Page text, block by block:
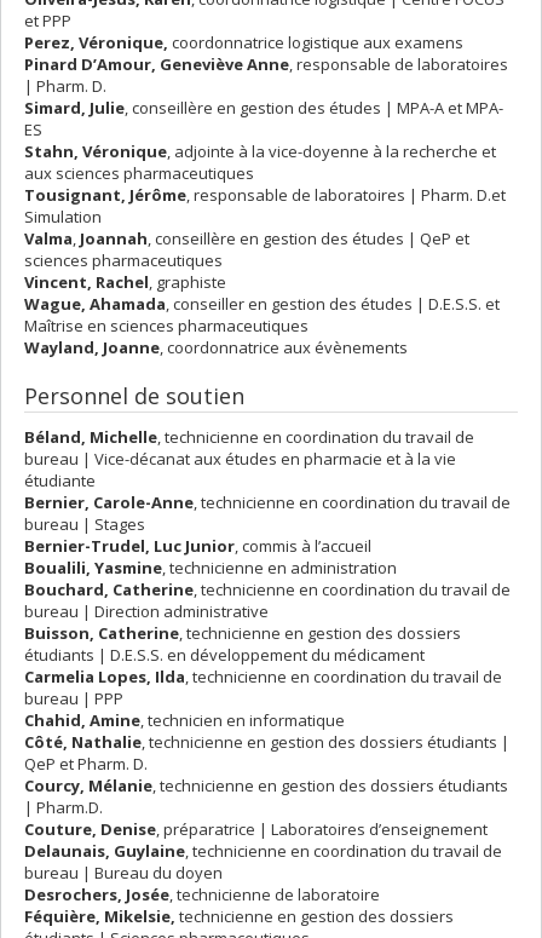
et PPP
Perez, Véronique, coordonnatrice logistique aux examens
Pinard D’Amour, Geneviève Anne, responsable de laboratoires
| Pharm. D.
Simard, Julie, conseillère en gestion des études | MPA-A et MPA-
ES
Stahn, Véronique, adjointe à la vice-doyenne à la recherche et
aux sciences pharmaceutiques
Tousignant, Jérôme, responsable de laboratoires | Pharm. D.et
Simulation
Valma, Joannah, conseillère en gestion des études | QeP et
sciences pharmaceutiques
Vincent, Rachel, graphiste
Wague, Ahamada, conseiller en gestion des études | D.E.S.S. et
Maîtrise en sciences pharmaceutiques
Wayland, Joanne, coordonnatrice aux évènements
Personnel de soutien
Béland, Michelle, technicienne en coordination du travail de
bureau | Vice-décanat aux études en pharmacie et à la vie
étudiante
Bernier, Carole-Anne, technicienne en coordination du travail de
bureau | Stages
Bernier-Trudel, Luc Junior, commis à l’accueil
Boualili, Yasmine, technicienne en administration
Bouchard, Catherine, technicienne en coordination du travail de
bureau | Direction administrative
Buisson, Catherine, technicienne en gestion des dossiers
étudiants | D.E.S.S. en développement du médicament
Carmelia Lopes, Ilda, technicienne en coordination du travail de
bureau | PPP
Chahid, Amine, technicien en informatique
Côté, Nathalie, technicienne en gestion des dossiers étudiants |
QeP et Pharm. D.
Courcy, Mélanie, technicienne en gestion des dossiers étudiants
| Pharm.D.
Couture, Denise, préparatrice | Laboratoires d’enseignement
Delaunais, Guylaine, technicienne en coordination du travail de
bureau | Bureau du doyen
Desrochers, Josée, technicienne de laboratoire
Féquière, Mikelsie, technicienne en gestion des dossiers